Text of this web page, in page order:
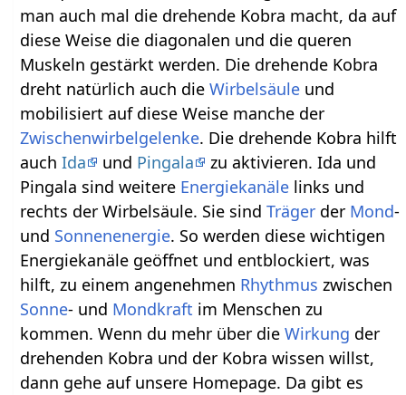
man auch mal die drehende Kobra macht, da auf
diese Weise die diagonalen und die queren
Muskeln gestärkt werden. Die drehende Kobra
dreht natürlich auch dieWirbelsäule und
mobilisiert auf diese Weise manche der
Zwischenwirbelgelenke. Die drehende Kobra hilft
auchIda und Pingala
zu aktivieren. Ida und
Pingala sind weitere Energiekanäle links und
rechts der Wirbelsäule. Sie sindTräger der Mond-
und Sonnenenergie. So werden diese wichtigen
Energiekanäle geöffnet und entblockiert, was
hilft, zu einem angenehmen Rhythmus zwischen
Sonne- und Mondkraft im Menschen zu
kommen. Wenn du mehr über dieWirkung der
drehenden Kobra und der Kobra wissen willst,
dann gehe auf unsere Homepage. Da gibt es